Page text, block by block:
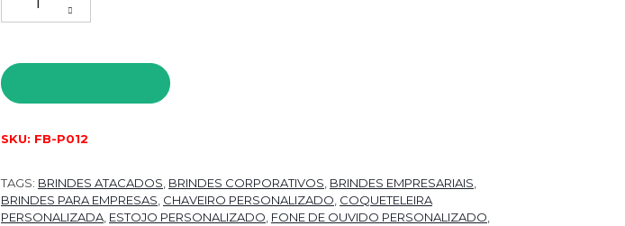
SKU: FB-P012
TAGS: BRINDES ATACADOS, BRINDES CORPORATIVOS, BRINDES EMPRESARIAIS,
BRINDES PARA EMPRESAS, CHAVEIRO PERSONALIZADO, COQUETELEIRA
PERSONALIZADA, ESTOJO PERSONALIZADO, FONE DE OUVIDO PERSONALIZADO,